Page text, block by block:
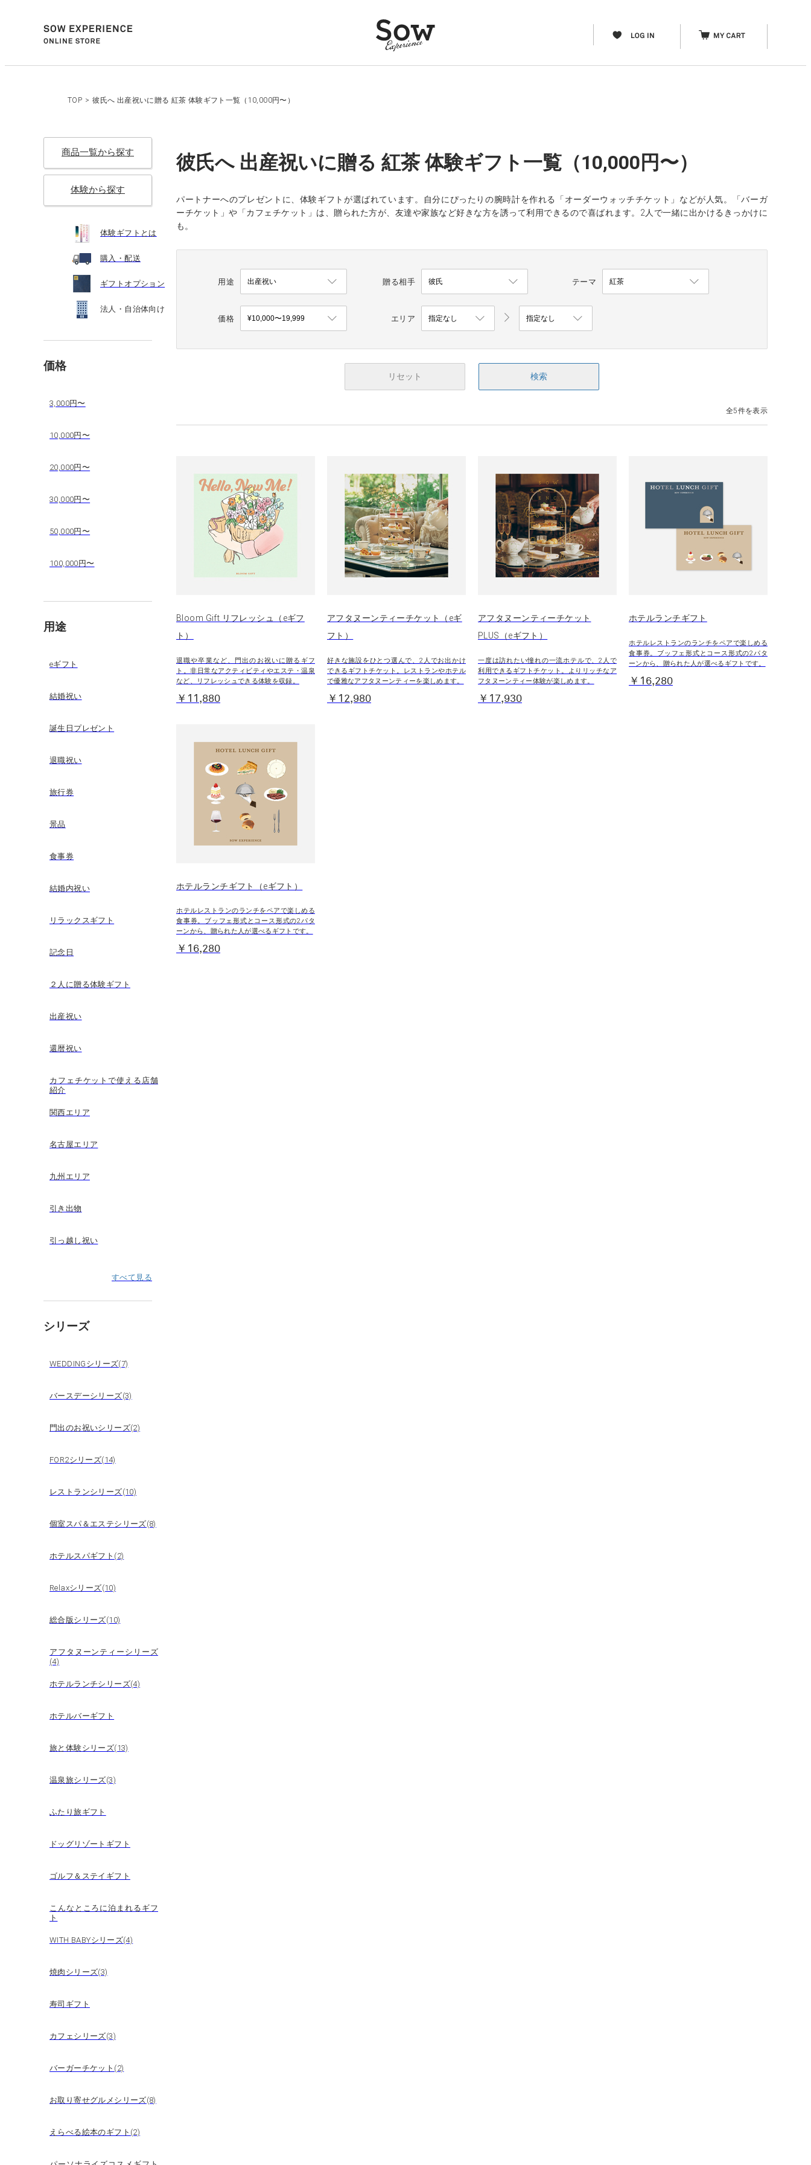
TOP > 彼氏へ 出産祝いに贈る 紅茶 体験ギフト一覧（10,000円〜）
商品一覧から探す
体験から探す
体験ギフトとは
購入・配送
ギフトオプション
法人・自治体向け
価格
3,000円〜
10,000円〜
20,000円〜
30,000円〜
50,000円〜
100,000円〜
用途
eギフト
結婚祝い
誕生日プレゼント
退職祝い
旅行券
景品
食事券
結婚内祝い
リラックスギフト
記念日
２人に贈る体験ギフト
出産祝い
還暦祝い
カフェチケットで使える店舗
紹介
関西エリア
名古屋エリア
九州エリア
引き出物
引っ越し祝い
すべて見る
シリーズ
WEDDINGシリーズ(7)
バースデーシリーズ(3)
門出のお祝いシリーズ(2)
FOR2シリーズ(14)
レストランシリーズ(10)
個室スパ＆エステシリーズ(8)
ホテルスパギフト(2)
Relaxシリーズ(10)
総合版シリーズ(10)
アフタヌーンティーシリーズ
(4)
ホテルランチシリーズ(4)
ホテルバーギフト
旅と体験シリーズ(13)
温泉旅シリーズ(3)
ふたり旅ギフト
ドッグリゾートギフト
ゴルフ＆ステイギフト
こんなところに泊まれるギフ
ト
WITH BABYシリーズ(4)
焼肉シリーズ(3)
寿司ギフト
カフェシリーズ(3)
バーガーチケット(2)
お取り寄せグルメシリーズ(8)
えらべる絵本のギフト(2)
彼氏へ 出産祝いに贈る 紅茶 体験ギフト一覧（10,000円〜）
パートナーへのプレゼントに、体験ギフトが選ばれています。自分にぴったりの腕時計を作れる「オーダーウォッチチケット」などが人気。「バーガ
ーチケット」や「カフェチケット」は、贈られた方が、友達や家族など好きな方を誘って利用できるので喜ばれます。2人で一緒に出かけるきっかけに
も。
用途 贈る相手 テーマ
価格 エリア
リセット 検索
全5件を表示
Bloom Gift リフレッシュ（eギフ
ト）
退職や卒業など、門出のお祝いに贈るギフ
ト。非日常なアクティビティやエステ・温泉
など、リフレッシュできる体験を収録。
￥11,880
アフタヌーンティーチケット（eギ
フト）
好きな施設をひとつ選んで、2人でお出かけ
できるギフトチケット。レストランやホテル
で優雅なアフタヌーンティーを楽しめます。
￥12,980
アフタヌーンティーチケット
PLUS（eギフト）
一度は訪れたい憧れの一流ホテルで、2人で
利用できるギフトチケット。よりリッチなア
フタヌーンティー体験が楽しめます。
￥17,930
ホテルランチギフト
ホテルレストランのランチをペアで楽しめる
食事券。ブッフェ形式とコース形式の2パタ
ーンから、贈られた人が選べるギフトです。
￥16,280
ホテルランチギフト（eギフト）
ホテルレストランのランチをペアで楽しめる
食事券。ブッフェ形式とコース形式の2パタ
ーンから、贈られた人が選べるギフトです。
￥16,280